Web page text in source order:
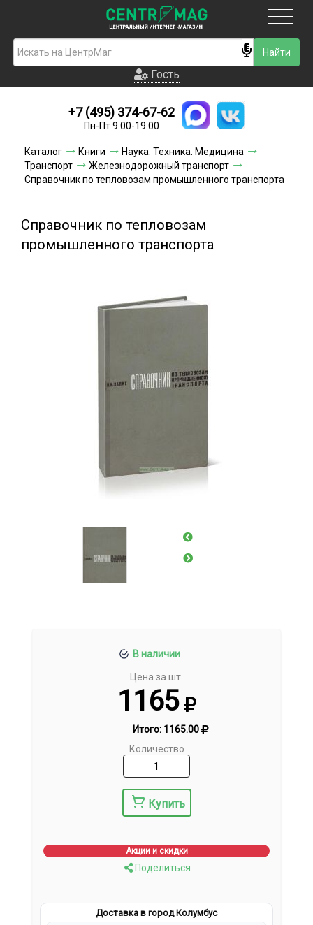
Гость
Новинки
Условия доставки
Условия оплаты
Гость
+7 (495) 374-67-62
Пн-Пт 9:00-19:00
Каталог Книги
Наука. Техника. Медицина
Транспорт
Железнодорожный транспорт
Справочник по тепловозам промышленного транспорта
Справочник по тепловозам
промышленного транспорта
В наличии
Цена за шт.
1165
Итого: 1165.00
Количество
Купить
Акции и скидки
Поделиться
Доставка в город Колумбус